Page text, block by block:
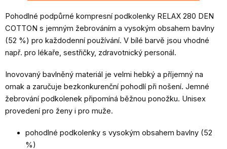
Pohodlné podpůrné kompresní podkolenky RELAX 280 DEN
COTTON s jemným žebrováním a vysokým obsahem bavlny
(52 %) pro každodenní používání. V bílé barvě jsou vhodné
např. pro lékaře, sestřičky, zdravotnický personál.
Inovovaný bavlněný materiál je velmi hebký a příjemný na
omak a zaručuje bezkonkurenční pohodlí při nošení. Jemné
žebrování podkolenek připomíná běžnou ponožku. Unisex
provedení pro ženy i pro muže.
pohodlné podkolenky s vysokým obsahem bavlny (52
%)